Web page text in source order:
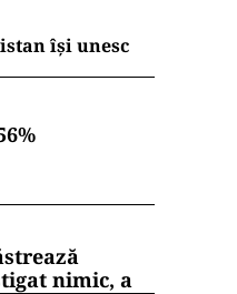
își unesc
nimic, a